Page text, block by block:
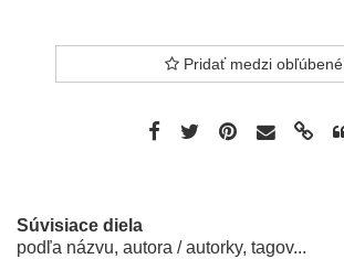
Pridať medzi obľúbené
Súvisiace diela
podľa názvu, autora / autorky, tagov...